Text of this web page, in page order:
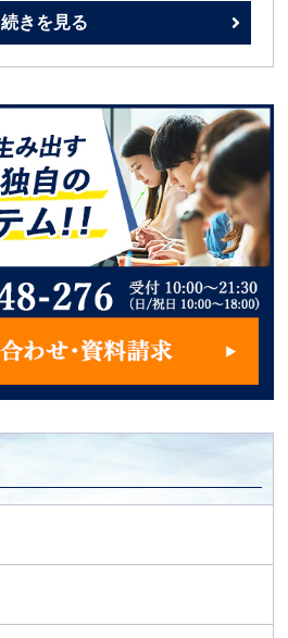
続きを見る